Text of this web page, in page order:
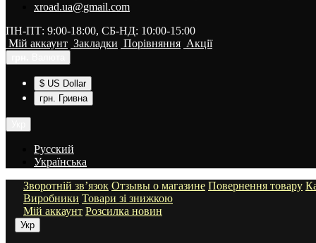
xroad.ua@gmail.com
ПН-ПТ: 9:00-18:00, СБ-НД: 10:00-15:00
Мій аккаунт Закладки Порівняння Акції
$ US Dollar
грн. Гривна
Русский
Українська
Зворотній зв’язок Отзывы о магазине Повернення товару
Виробники Товари зі знижкою
Мій аккаунт Розсилка новин
Укр